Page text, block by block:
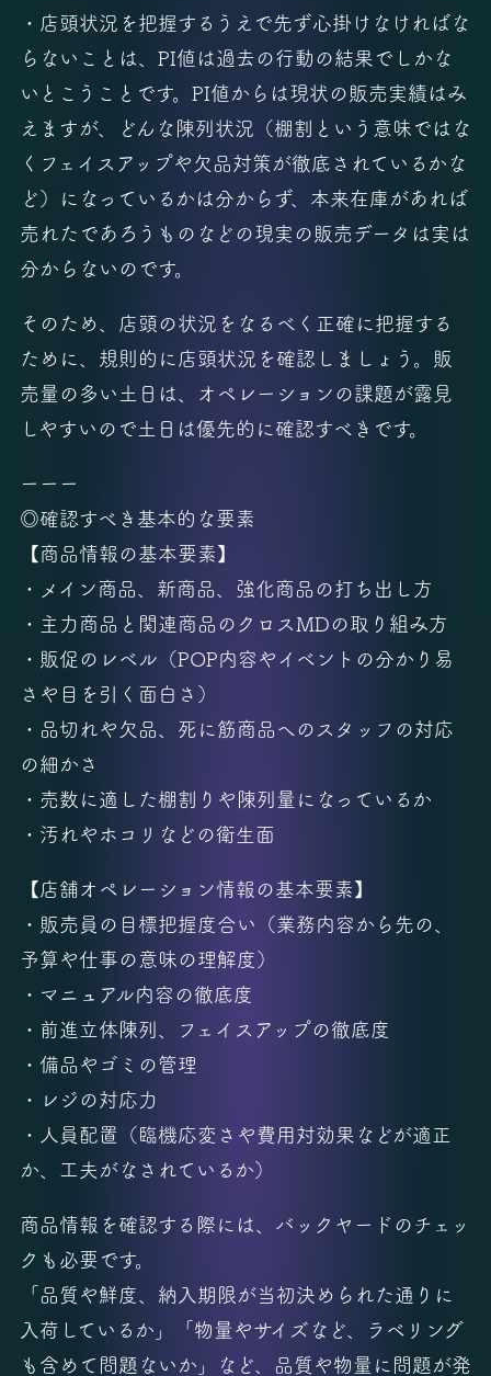
・店頭状況を把握するうえで先ず心掛けなければな
らないことは、PI値は過去の行動の結果でしかな
いとこうことです。PI値からは現状の販売実績はみ
えますが、どんな陳列状況（棚割という意味ではな
くフェイスアップや欠品対策が徹底されているかな
ど）になっているかは分からず、本来在庫があれば
売れたであろうものなどの現実の販売データは実は
分からないのです。
そのため、店頭の状況をなるべく正確に把握する
ために、規則的に店頭状況を確認しましょう。販
売量の多い土日は、オペレーションの課題が露見
しやすいので土日は優先的に確認すべきです。
ーーー
◎確認すべき基本的な要素
【商品情報の基本要素】
・メイン商品、新商品、強化商品の打ち出し方
・主力商品と関連商品のクロスMDの取り組み方
・販促のレベル（POP内容やイベントの分かり易
さや目を引く面白さ）
・品切れや欠品、死に筋商品へのスタッフの対応
の細かさ
・売数に適した棚割りや陳列量になっているか
・汚れやホコリなどの衛生面
【店舗オペレーション情報の基本要素】
・販売員の目標把握度合い（業務内容から先の、
予算や仕事の意味の理解度）
・マニュアル内容の徹底度
・前進立体陳列、フェイスアップの徹底度
・備品やゴミの管理
・レジの対応力
・人員配置（臨機応変さや費用対効果などが適正
か、工夫がなされているか）
商品情報を確認する際には、バックヤードのチェッ
クも必要です。
「品質や鮮度、納入期限が当初決められた通りに
入荷しているか」「物量やサイズなど、ラベリング
も含めて問題ないか」など、品質や物量に問題が発